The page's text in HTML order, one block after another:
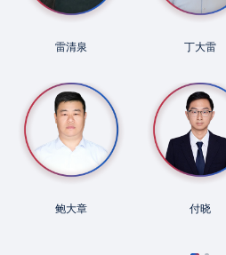
雷清泉
鲍大章
丁大雷